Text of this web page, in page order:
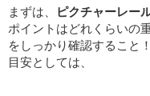
まずは、 ピクチャーレー
ポイントはどれくらいの
をしっかり確認すること！
目安としては、